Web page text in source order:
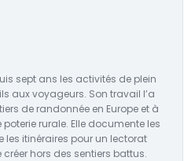
sept ans les activités de plein
aux voyageurs. Son travail l’a
de randonnée en Europe et à
rurale. Elle documente les
itinéraires pour un lectorat
hors des sentiers battus.